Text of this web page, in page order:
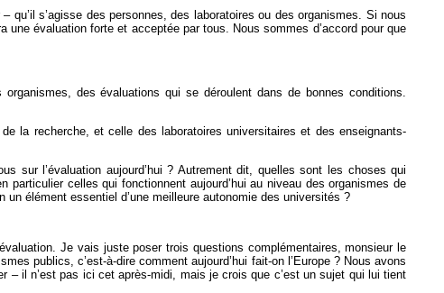
qu’il s’agisse des personnes, des laboratoires ou des organismes. Si nous
évaluation forte et acceptée par tous. Nous sommes d’accord pour que
des évaluations qui se déroulent dans de bonnes conditions.
la recherche, et celle des laboratoires universitaires et des enseignants-
sur l’évaluation aujourd’hui ? Autrement dit, quelles sont les choses qui
celles qui fonctionnent aujourd’hui au niveau des organismes de
élément essentiel d’une meilleure autonomie des universités ?
Je vais juste poser trois questions complémentaires, monsieur le
publics, c’est-à-dire comment aujourd’hui fait-on l’Europe ? Nous avons
– il n’est pas ici cet après-midi, mais je crois que c’est un sujet qui lui tient